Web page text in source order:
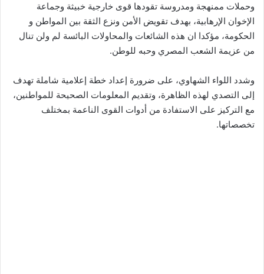
وحملات ممنهجة ومدروسة تقودها قوى خارجية خبيثة وجماعة
الإخوان الإرهابية، بهدف تقويض الأمن ونزع الثقة بين المواطن و
الحكومة، مؤكدا ان هذه الشائعات والمحاولات البائسة لم ولن تنال
من عزيمة الشعب المصري وحبه للوطن.
وشدد اللواء الشهاوي، على ضرورة إعداد خطة إعلامية شاملة تهدف
إلى التصدي لهذه الظاهرة، وتقديم المعلومات الصحيحة للمواطنين،
مع التركيز على الاستفادة من أدوات القوى الناعمة بمختلف
تخصصاتها.